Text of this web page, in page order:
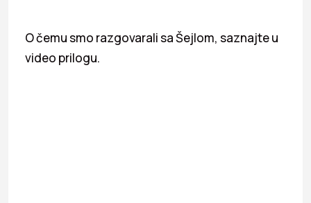
O čemu smo razgovarali sa Šejlom, saznajte u
video prilogu.